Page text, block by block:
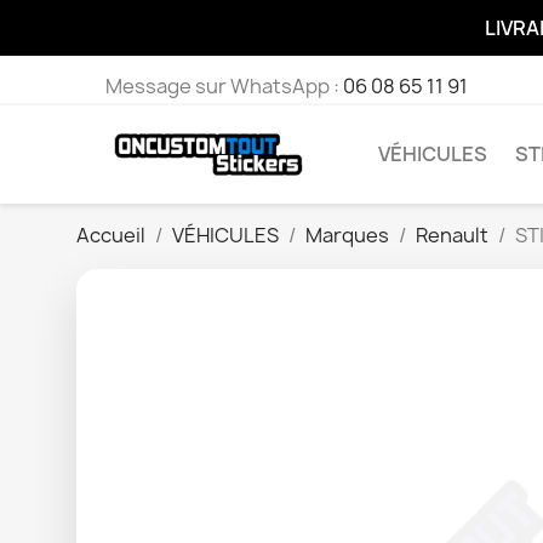
Message sur WhatsApp : 06 08 65 11 91
VÉHICULES
Accueil VÉHICULES Marques Renault